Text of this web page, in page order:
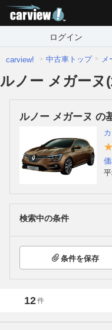
ログイン
carview! 中古車トップ メ
ルノー メガーヌ
ルノー メガーヌ の
検索中の条件
条件を保存
12件